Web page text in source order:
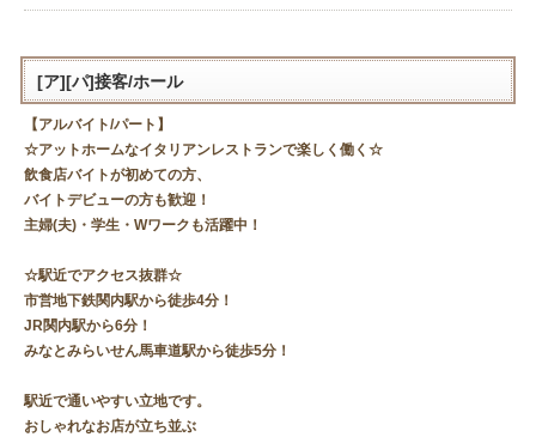
[ア][パ]接客/ホール
【アルバイト/パート】
☆アットホームなイタリアンレストランで楽しく働く☆
飲食店バイトが初めての方、
バイトデビューの方も歓迎！
主婦(夫)・学生・Wワークも活躍中！
☆駅近でアクセス抜群☆
市営地下鉄関内駅から徒歩4分！
JR関内駅から6分！
みなとみらいせん馬車道駅から徒歩5分！
駅近で通いやすい立地です。
おしゃれなお店が立ち並ぶ